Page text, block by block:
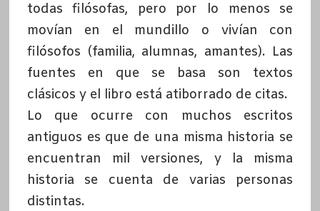
todas filósofas, pero por lo menos se
movían en el mundillo o vivían con
filósofos (familia, alumnas, amantes). Las
fuentes en que se basa son textos
clásicos y el libro está atiborrado de citas.
Lo que ocurre con muchos escritos
antiguos es que de una misma historia se
encuentran mil versiones, y la misma
historia se cuenta de varias personas
distintas.